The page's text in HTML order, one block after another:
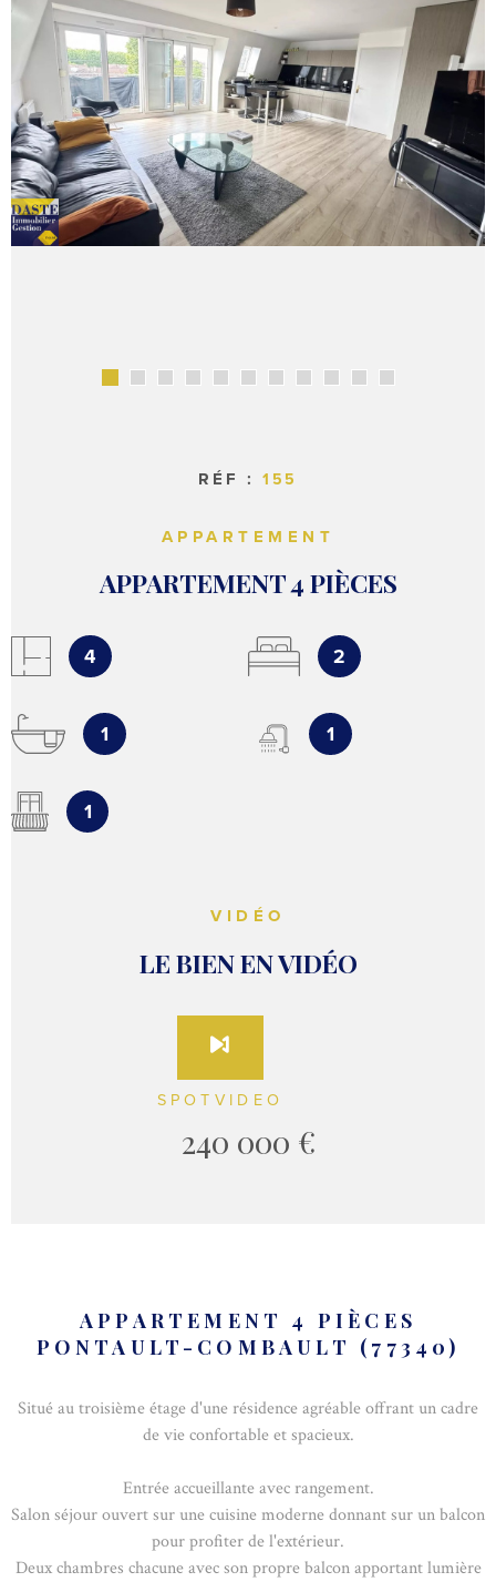
RÉF : 155
APPARTEMENT
APPARTEMENT 4 PIÈCES
4 2
1 1
1
VIDÉO
LE BIEN EN VIDÉO
SPOTVIDEO
240 000 €
APPARTEMENT 4 PIÈCES
PONTAULT-COMBAULT (77340)
Situé au troisième étage d'une résidence agréable offrant un cadre
de vie confortable et spacieux.
Entrée accueillante avec rangement.
Salon séjour ouvert sur une cuisine moderne donnant sur un balcon
pour profiter de l'extérieur.
Deux chambres chacune avec son propre balcon apportant lumière